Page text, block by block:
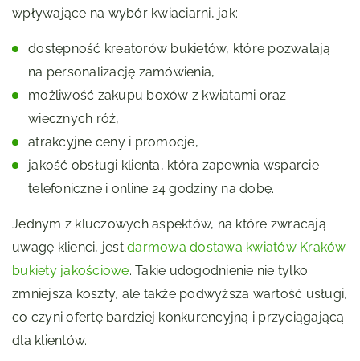
wpływające na wybór kwiaciarni, jak:
dostępność kreatorów bukietów, które pozwalają
na personalizację zamówienia,
możliwość zakupu boxów z kwiatami oraz
wiecznych róż,
atrakcyjne ceny i promocje,
jakość obsługi klienta, która zapewnia wsparcie
telefoniczne i online 24 godziny na dobę.
Jednym z kluczowych aspektów, na które zwracają
uwagę klienci, jest darmowa dostawa kwiatów Kraków
bukiety jakościowe. Takie udogodnienie nie tylko
zmniejsza koszty, ale także podwyższa wartość usługi,
co czyni ofertę bardziej konkurencyjną i przyciągającą
dla klientów.